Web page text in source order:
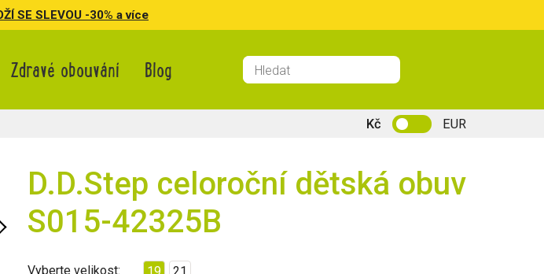
SE SLEVOU -30% a více
Zdravé obouvání Blog
Kč EUR
D.D.Step celoroční dětská obuv
S015-42325B
Vyberte velikost: